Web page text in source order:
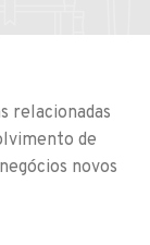
relacionadas
de
novos